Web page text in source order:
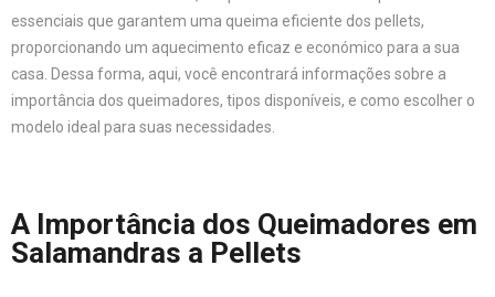
essenciais que garantem uma queima eficiente dos pellets,
proporcionando um aquecimento eficaz e económico para a sua
casa. Dessa forma, aqui, você encontrará informações sobre a
importância dos queimadores, tipos disponíveis, e como escolher o
modelo ideal para suas necessidades.
A Importância dos Queimadores em
Salamandras a Pellets